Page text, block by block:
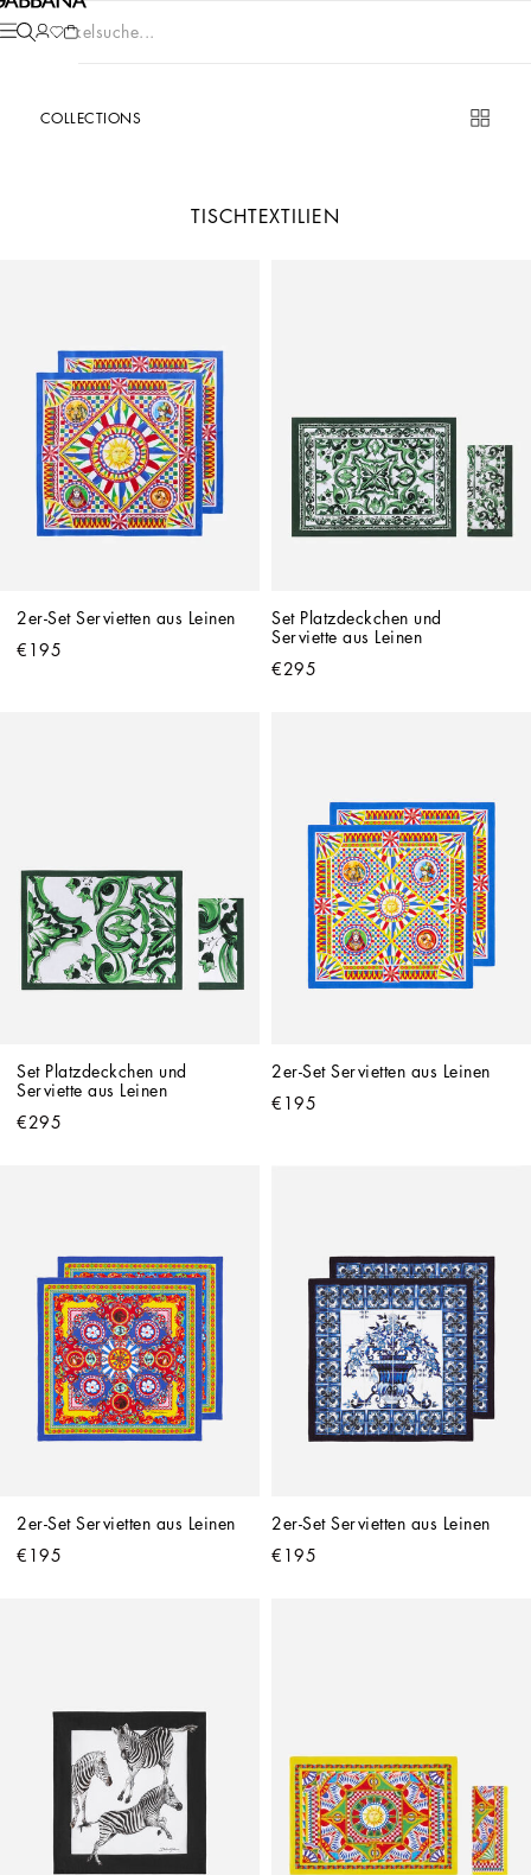
Artikelsuche...
COLLECTIONS
TISCHTEXTILIEN
2er-Set Servietten aus Leinen
€195
Set Platzdeckchen und
Serviette aus Leinen
€295
Set Platzdeckchen und
Serviette aus Leinen
€295
2er-Set Servietten aus Leinen
€195
2er-Set Servietten aus Leinen
€195
2er-Set Servietten aus Leinen
€195